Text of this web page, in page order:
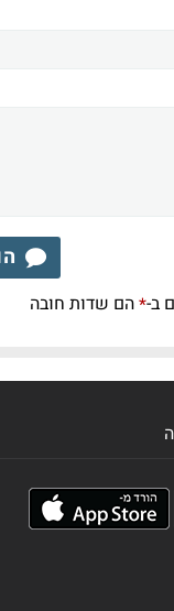
ב-*הם שדות חובה